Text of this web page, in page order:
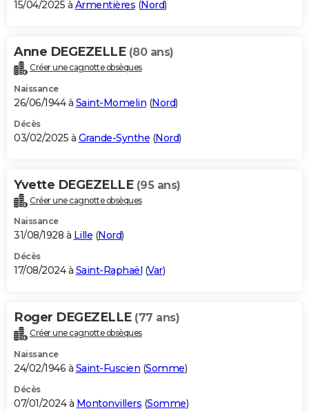
15/04/2025 à Armentières (Nord)
Anne DEGEZELLE (80 ans)
Créer une cagnotte obsèques
Naissance
26/06/1944 à Saint-Momelin (Nord)
Décès
03/02/2025 à Grande-Synthe (Nord)
Yvette DEGEZELLE (95 ans)
Créer une cagnotte obsèques
Naissance
31/08/1928 à Lille (Nord)
Décès
17/08/2024 à Saint-Raphaël (Var)
Roger DEGEZELLE (77 ans)
Créer une cagnotte obsèques
Naissance
24/02/1946 à Saint-Fuscien (Somme)
Décès
07/01/2024 à Montonvillers (Somme)